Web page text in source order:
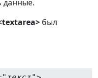
данные.
был